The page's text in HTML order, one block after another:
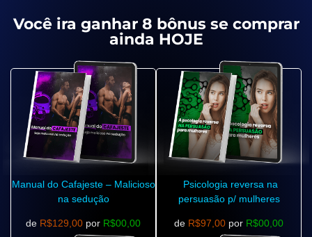
Você ira ganhar 8 bônus se comprar
ainda HOJE
Manual do Cafajeste – Malicioso
na sedução
de R$129,00 por R$00,00
Psicologia reversa na
persuasão p/ mulheres
de R$97,00 por R$00,00